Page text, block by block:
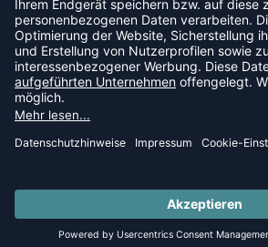
SUMMER SALE: SPARE
NEWSLETTER
FOLLOW US